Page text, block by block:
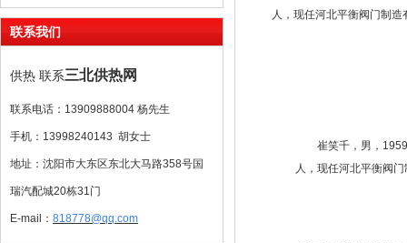
联系我们
供热 联系三北供热网
联系电话：13909888004 杨先生
手机：13998240143 胡女士
地址：沈阳市大东区东北大马路358号国
瑞汽配城20栋31门
E-mail： 818778@qq.com
人，现任河北平衡阀门制
崔笑千，男，1959
人，现任河北平衡阀